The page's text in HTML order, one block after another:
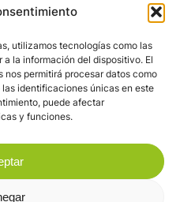
utilizamos tecnologías como las
la información del dispositivo. El
permitirá procesar datos como
identificaciones únicas en este
puede afectar
y funciones.